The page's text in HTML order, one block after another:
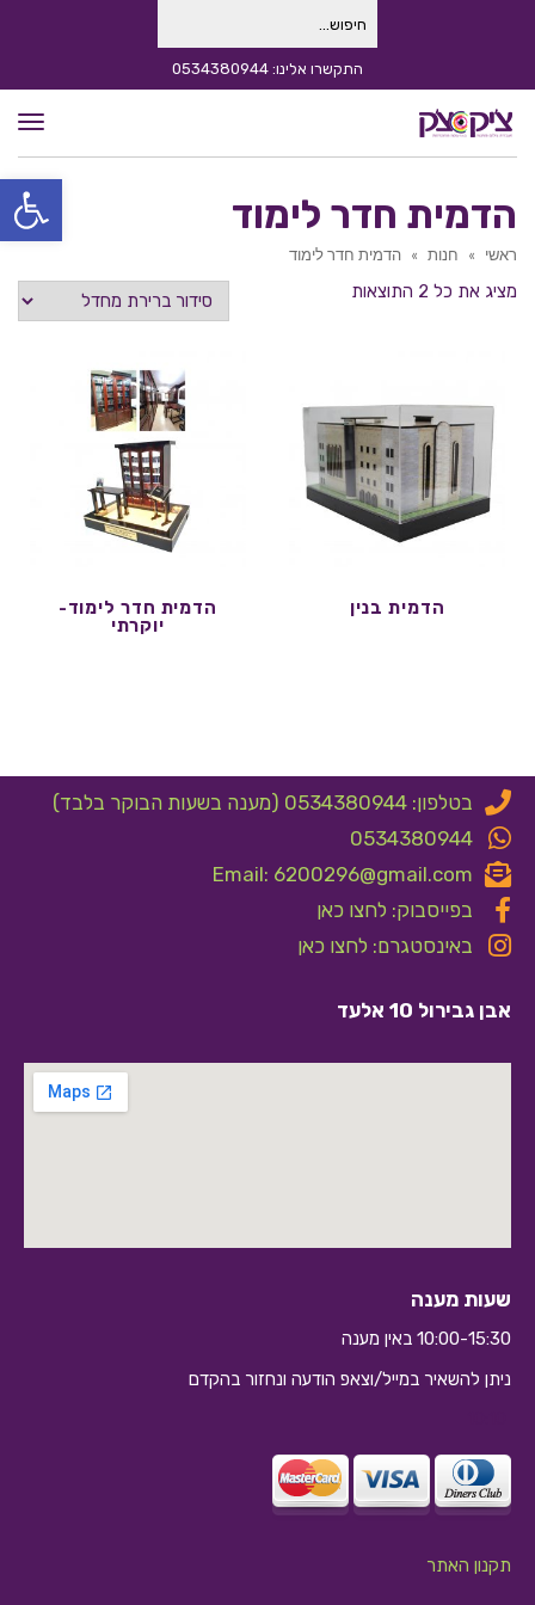
פתח
עבור: התקשרו אלינו: 0534380944
הדמית חדר לימוד
ראשי » חנות » הדמית חדר לימוד
מציג את כל 2 התוצאות
הדמית בנין
הדמית חדר לימוד-
יוקרתי
בטלפון: 0534380944 (מענה בשעות הבוקר בלבד)
0534380944
Email: 6200296@gmail.com
בפייסבוק: לחצו כאן
באינסטגרם: לחצו כאן
אבן גבירול 10 אלעד
שעות מענה
10:00-15:30 באין מענה
ניתן להשאיר במייל/וצאפ הודעה ונחזור בהקדם
תקנון האתר